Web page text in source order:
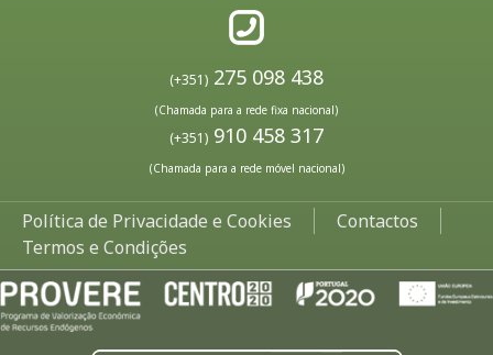
(+351) 275 098 438
(Chamada para a rede fixa nacional)
(+351) 910 458 317
(Chamada para a rede móvel nacional)
Política de Privacidade e Cookies
Contactos
Termos e Condições